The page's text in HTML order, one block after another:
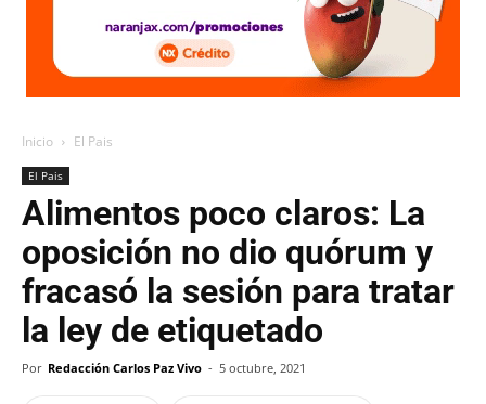
Inicio El Pais
El Pais
Alimentos poco claros: La
oposición no dio quórum y
fracasó la sesión para tratar
la ley de etiquetado
Por Redacción Carlos Paz Vivo - 5 octubre, 2021